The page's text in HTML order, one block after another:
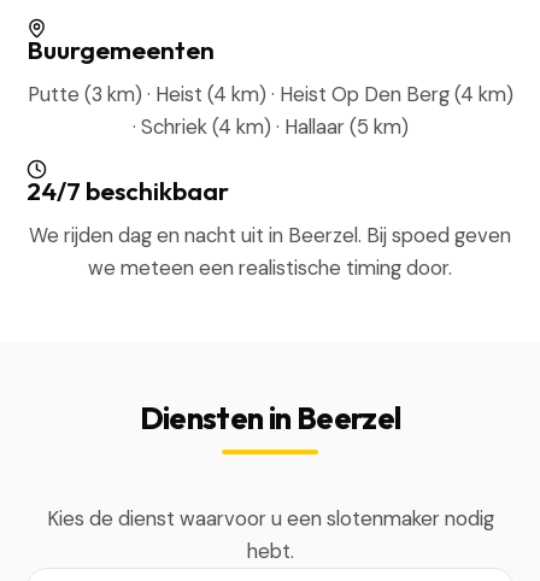
Buurgemeenten
Putte (3 km) · Heist (4 km) · Heist Op Den Berg (4 km)
· Schriek (4 km) · Hallaar (5 km)
24/7 beschikbaar
We rijden dag en nacht uit in Beerzel. Bij spoed geven
we meteen een realistische timing door.
Diensten in Beerzel
Kies de dienst waarvoor u een slotenmaker nodig
hebt.